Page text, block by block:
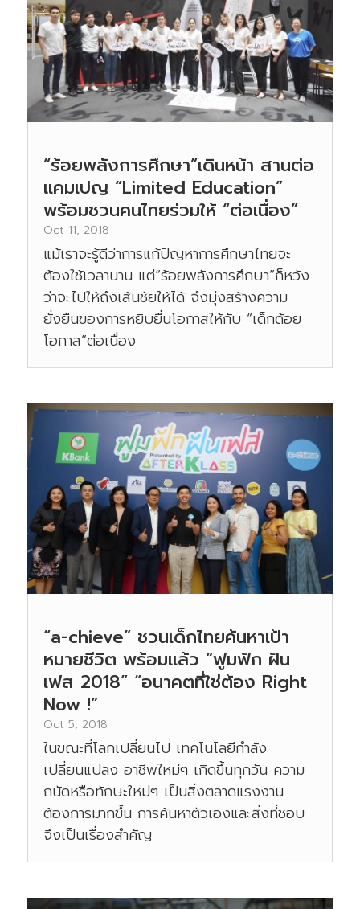
“ร้อยพลังการศึกษา”เดินหน้า สานต่อ
แคมเปญ “Limited Education”
พร้อมชวนคนไทยร่วมให้ “ต่อเนื่อง”
Oct 11, 2018
แม้เราจะรู้ดีว่าการแก้ปัญหาการศึกษาไทยจะ
ต้องใช้เวลานาน แต่“ร้อยพลังการศึกษา”ก็หวัง
ว่าจะไปให้ถึงเส้นชัยให้ได้ จึงมุ่งสร้างความ
ยั่งยืนของการหยิบยื่นโอกาสให้กับ “เด็กด้อย
โอกาส”ต่อเนื่อง
“a-chieve” ชวนเด็กไทยค้นหาเป้า
หมายชีวิต พร้อมแล้ว “ฟูมฟัก ฝัน
เฟส 2018” “อนาคตที่ใช่ต้อง Right
Now !”
Oct 5, 2018
ในขณะที่โลกเปลี่ยนไป เทคโนโลยีกำลัง
เปลี่ยนแปลง อาชีพใหม่ๆ เกิดขึ้นทุกวัน ความ
ถนัดหรือทักษะใหม่ๆ เป็นสิ่งตลาดแรงงาน
ต้องการมากขึ้น การค้นหาตัวเองและสิ่งที่ชอบ
จึงเป็นเรื่องสำคัญ